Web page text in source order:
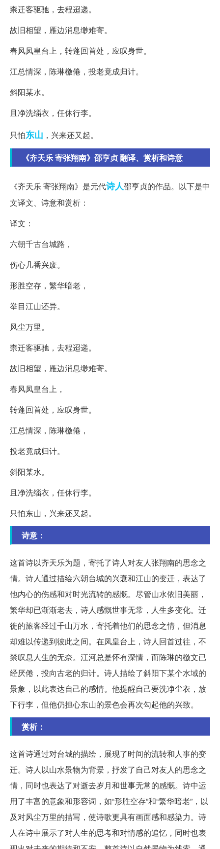
柰迁客驱驰，去程迢递。
故旧相望，雁边消息缈难寄。
春风凤皇台上，转蓬回首处，应叹身世。
江总情深，陈琳檄倦，投老竟成归计。
斜阳某水。
且净洗缁衣，任休行李。
只怕东山 ，兴来还又起。
《齐天乐 寄张翔南》邵亨贞 翻译、赏析和诗意
《齐天乐 寄张翔南》是元代诗人邵亨贞的作品。以下是中
文译文、诗意和赏析：
译文：
六朝千古台城路，
伤心几番兴废。
形胜空存，繁华暗老，
举目江山还异。
风尘万里。
柰迁客驱驰，去程迢递。
故旧相望，雁边消息缈难寄。
春风凤皇台上，
转蓬回首处，应叹身世。
江总情深，陈琳檄倦，
投老竟成归计。
斜阳某水。
且净洗缁衣，任休行李。
只怕东山，兴来还又起。
诗意：
这首诗以齐天乐为题，寄托了诗人对友人张翔南的思念之
情。诗人通过描绘六朝台城的兴衰和江山的变迁，表达了
他内心的伤感和对时光流转的感慨。尽管山水依旧美丽，
繁华却已渐渐老去，诗人感慨世事无常，人生多变化。迁
徙的旅客经过千山万水，寄托着他们的思念之情，但消息
却难以传递到彼此之间。在凤皇台上，诗人回首过往，不
禁叹息人生的无奈。江河总是怀有深情，而陈琳的檄文已
经厌倦，投向古老的归计。诗人描绘了斜阳下某个水域的
景象，以此表达自己的感情。他提醒自己要洗净尘衣，放
下行李，但他仍担心东山的景色会再次勾起他的兴致。
赏析：
这首诗通过对台城的描绘，展现了时间的流转和人事的变
迁。诗人以山水景物为背景，抒发了自己对友人的思念之
情，同时也表达了对逝去岁月和世事无常的感慨。诗中运
用了丰富的意象和形容词，如“形胜空存”和“繁华暗老”，以
及对风尘万里的描写，使诗歌更具有画面感和感染力。诗
人在诗中展示了对人生的思考和对情感的追忆，同时也表